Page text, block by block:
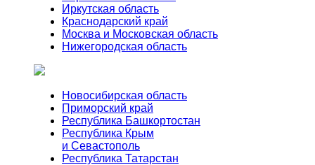
Иркутская область
Краснодарский край
Москва и Московская область
Нижегородская область
Новосибирская область
Приморский край
Республика Башкортостан
Республика Крым
и Севастополь
Республика Татарстан